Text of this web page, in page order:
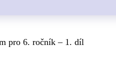
pro 6. ročník – 1. díl